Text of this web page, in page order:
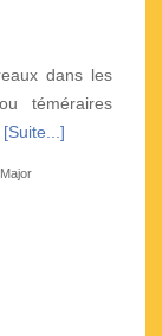
dans les
téméraires
[Suite...]